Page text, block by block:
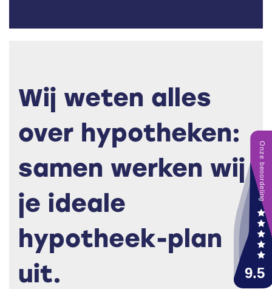
Wij weten alles
over hypotheken:
samen werken wij
je ideale
hypotheek-plan
uit.